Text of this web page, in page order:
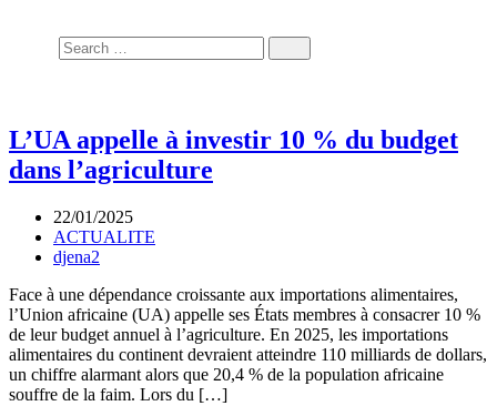
L’UA appelle à investir 10 % du budget
dans l’agriculture
22/01/2025
ACTUALITE
djena2
Face à une dépendance croissante aux importations alimentaires,
l’Union africaine (UA) appelle ses États membres à consacrer 10 %
de leur budget annuel à l’agriculture. En 2025, les importations
alimentaires du continent devraient atteindre 110 milliards de dollars,
un chiffre alarmant alors que 20,4 % de la population africaine
souffre de la faim. Lors du […]